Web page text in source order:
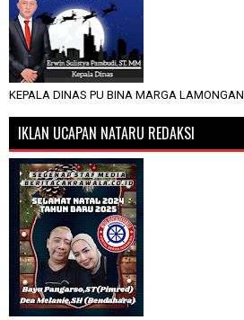
KEPALA DINAS PU BINA MARGA LAMONGAN
IKLAN UCAPAN NATARU REDAKSI